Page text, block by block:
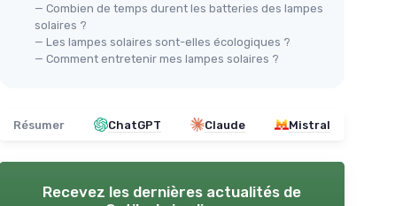
— Combien de temps durent les batteries des lampes
solaires ?
— Les lampes solaires sont-elles écologiques ?
— Comment entretenir mes lampes solaires ?
Résumer ChatGPT Claude Mistral
Recevez les dernières actualités de